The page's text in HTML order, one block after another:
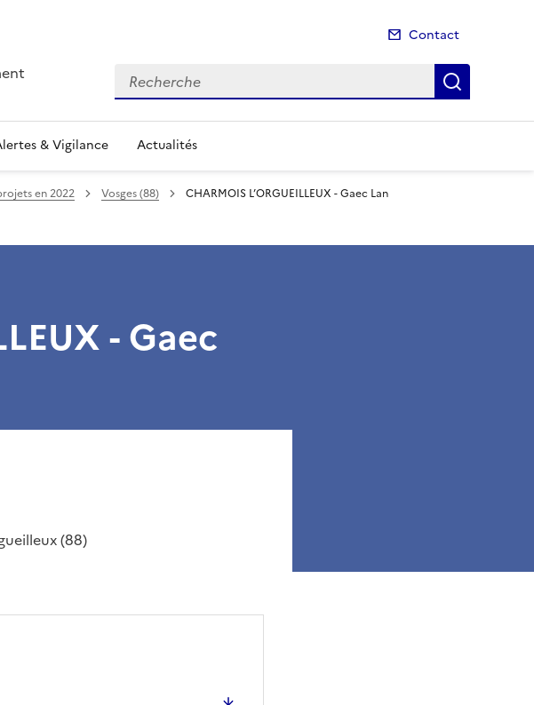
Contact
Recherche
& Vigilance Actualités
en 2022 Vosges (88) CHARMOIS L’ORGUEILLEUX - Gaec Lan
- Gaec
(88)